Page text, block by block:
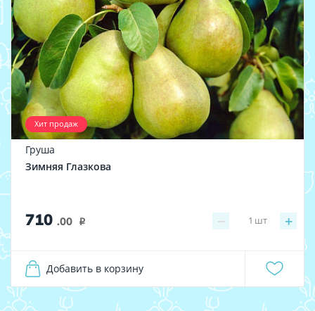
Хит продаж
Груша
Зимняя Глазкова
710 .00 i − +
1 шт
Добавить в корзину